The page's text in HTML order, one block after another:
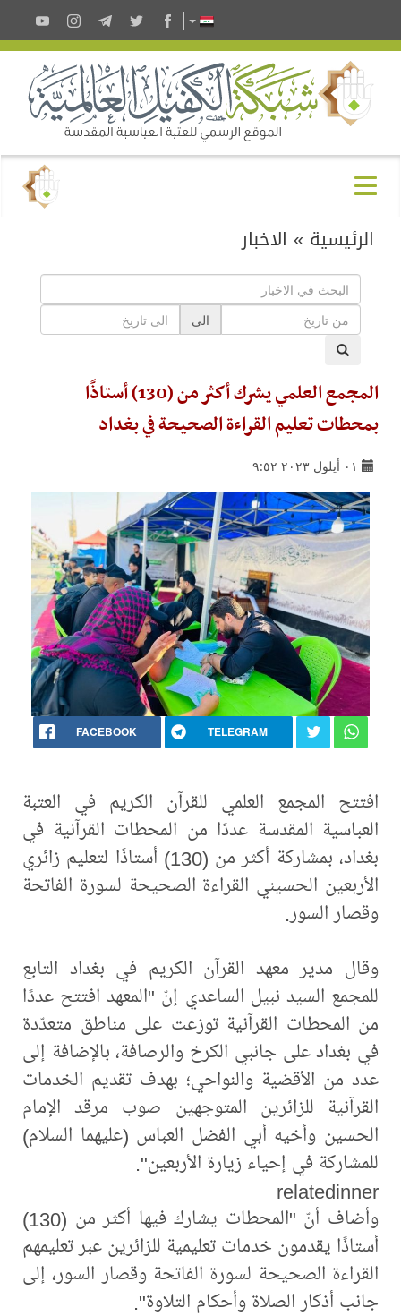
الرئيسية » الاخبار
الى
المجمع العلمي يشرك أكثر من (130) أستاذًا
بمحطات تعليم القراءة الصحيحة في بغداد
٠١ أيلول ٢٠٢٣ ٩:٥٢
FACEBOOK TELEGRAM
افتتح المجمع العلمي للقرآن الكريم في العتبة
العباسية المقدسة عددًا من المحطات القرآنية في
بغداد، بمشاركة أكثر من (130) أستاذًا لتعليم زائري
الأربعين الحسيني القراءة الصحيحة لسورة الفاتحة
وقصار السور.
وقال مدير معهد القرآن الكريم في بغداد التابع
للمجمع السيد نبيل الساعدي إنّ "المعهد افتتح عددًا
من المحطات القرآنية توزعت على مناطق متعدّدة
في بغداد على جانبي الكرخ والرصافة، بالإضافة إلى
عدد من الأقضية والنواحي؛ بهدف تقديم الخدمات
القرآنية للزائرين المتوجهين صوب مرقد الإمام
الحسين وأخيه أبي الفضل العباس (عليهما السلام)
للمشاركة في إحياء زيارة الأربعين".
relatedinner
وأضاف أنّ "المحطات يشارك فيها أكثر من (130)
أستاذًا يقدمون خدمات تعليمية للزائرين عبر تعليمهم
القراءة الصحيحة لسورة الفاتحة وقصار السور، إلى
جانب أذكار الصلاة وأحكام التلاوة".